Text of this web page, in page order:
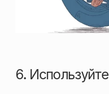
6. Используйте